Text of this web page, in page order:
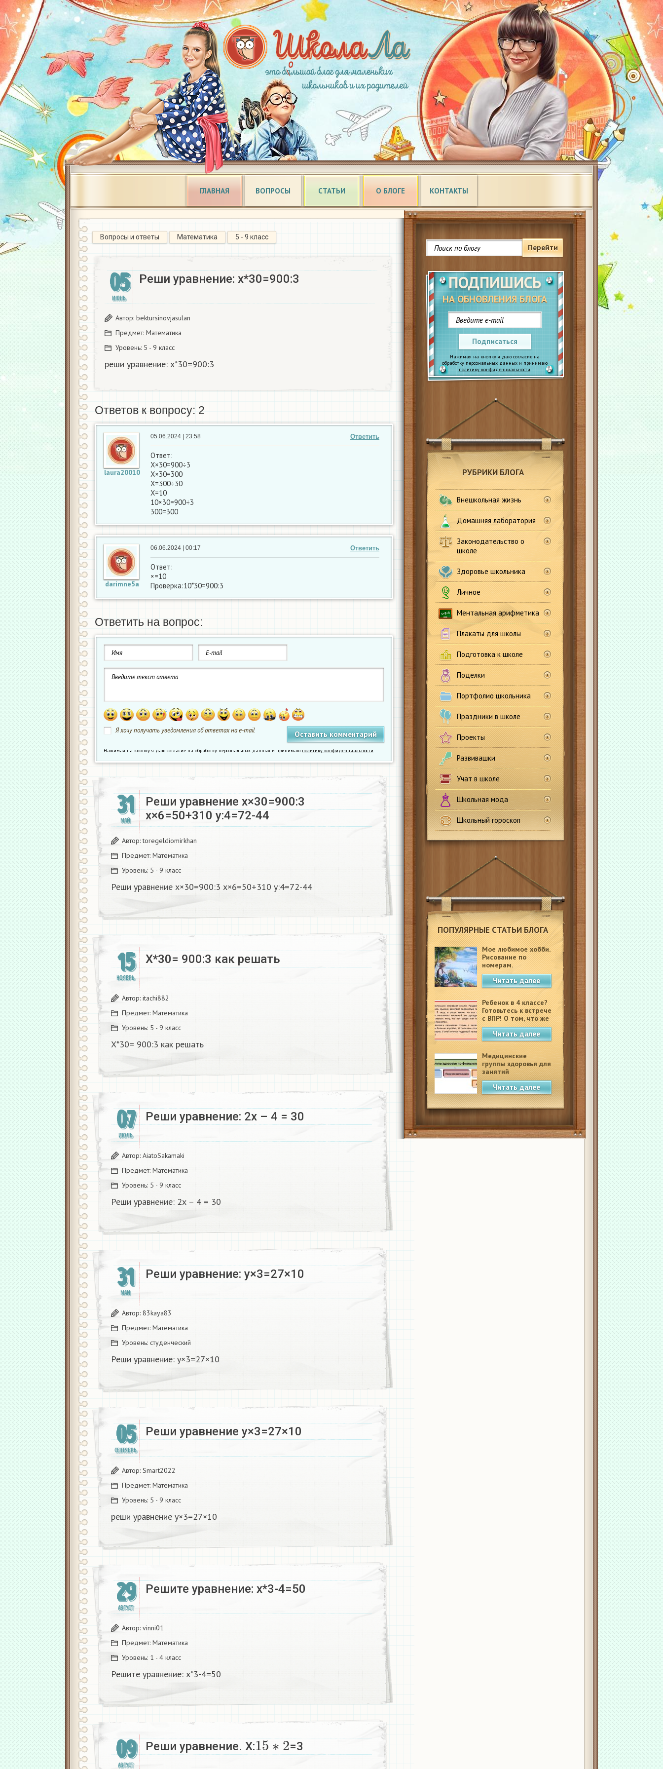
ГЛАВНАЯ ВОПРОСЫ СТАТЬИ О БЛОГЕ КОНТАКТЫ
Перейти
ПОДПИШИСЬ
НА ОБНОВЛЕНИЯ БЛОГА
Подписаться
Нажимая на кнопку я даю согласие на
обработку персональных данных и принимаю
политику конфиденциальности.
РУБРИКИ БЛОГА
Внешкольная жизнь
Домашняя лаборатория
Законодательство о
школе
Здоровье школьника
Личное
Ментальная арифметика
Плакаты для школы
Подготовка к школе
Поделки
Портфолио школьника
Праздники в школе
Проекты
Развивашки
Учат в школе
Школьная мода
Школьный гороскоп
ПОПУЛЯРНЫЕ СТАТЬИ БЛОГА
Мое любимое хобби.
Рисование по
номерам.
Читать далее
Ребенок в 4 классе?
Готовьтесь к встрече
с ВПР! О том, что же
это такое.
Читать далее
Медицинские
группы здоровья для
занятий
физкультурой в
школеЧитать далее
Вопросы и ответы Математика 5 - 9 класс
05
ИЮНЬ
Реши уравнение: х*30=900:3​
Автор: bektursinovjasulan
Предмет: Математика
Уровень: 5 - 9 класс
реши уравнение: х*30=900:3​
Ответов к вопросу: 2
laura20010
Ответить
05.06.2024 | 23:58
Ответ:
Х×30=900÷3
Х×30=300
Х=300÷30
Х=10
10×30=900÷3
300=300
darimne5a
Ответить
06.06.2024 | 00:17
Ответ:
×=10
Проверка:10*30=900:3
Ответить на вопрос:
Я хочу получать уведомления об ответах на e-mail
Нажимая на кнопку я даю согласие на обработку персональных данных и принимаю политику конфиденциальности.
31
МАЙ
Реши уравнение x×30=900:3
x×6=50+310 y:4=72-44
Автор:toregeldiomirkhan
Предмет: Математика
Уровень: 5 - 9 класс
Реши уравнение x×30=900:3 x×6=50+310 y:4=72-44
15
НОЯБРЬ
Х*30= 900:3 как решать
Автор: itachi882
Предмет: Математика
Уровень: 5 - 9 класс
Х*30= 900:3 как решать
07
ИЮЛЬ
Реши уравнение: 2х – 4 = 30​
Автор: AiatoSakamaki
Предмет: Математика
Уровень: 5 - 9 класс
Реши уравнение: 2х – 4 = 30​
31
МАЙ
Реши уравнение: у×3=27×10
Автор: 83kaya83
Предмет: Математика
Уровень: студенческий
Реши уравнение: у×3=27×10
05
СЕНТЯБРЬ
Реши уравнение у×3=27×10
Автор: Smart2022
Предмет: Математика
Уровень: 5 - 9 класс
реши уравнение у×3=27×10
29
АВГУСТ
Решите уравнение: х*3-4=50​
Автор: vinni01
Предмет: Математика
Уровень: 1 - 4 класс
Решите уравнение: х*3-4=50​
09
АВГУСТ
Реши уравнение. Х:
15∗2
=3​